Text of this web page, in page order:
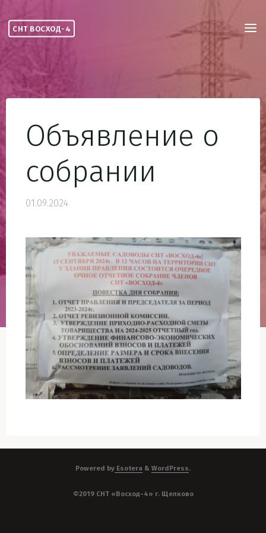
to
content
СНТ ВОСХОД-4
Объявление о
собрании
01.09.2024
Powered by Esotera & WordPress.
©2019 СНТ «Восход-4» г. Щелково